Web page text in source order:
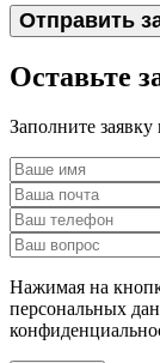
Оставьте
Заполните
Нажимая на
персональных